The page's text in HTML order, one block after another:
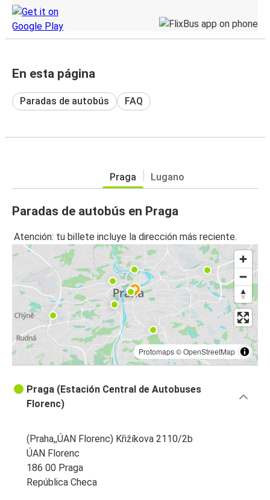
En esta página
Paradas de autobús FAQ
Praga Lugano
Paradas de autobús en Praga
Atención: tu billete incluye la dirección más reciente.
Protomaps©OpenStreetMap
Praga (Estación Central de Autobuses
Florenc)
(Praha,,ÚAN Florenc) Křižíkova 2110/2b
ÚAN Florenc
186 00 Praga
República Checa